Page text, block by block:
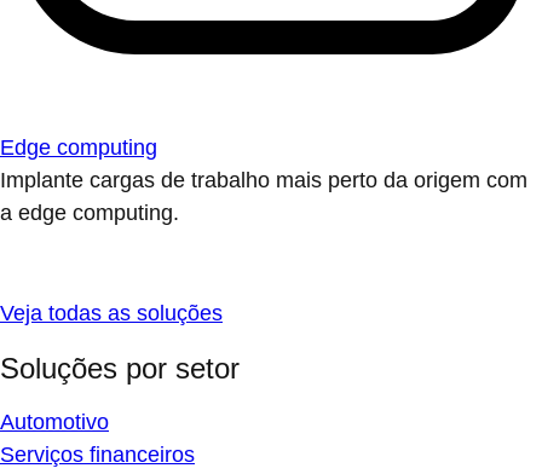
Edge computing
Implante cargas de trabalho mais perto da origem com
a edge computing.
Veja todas as soluções
Soluções por setor
Automotivo
Serviços financeiros